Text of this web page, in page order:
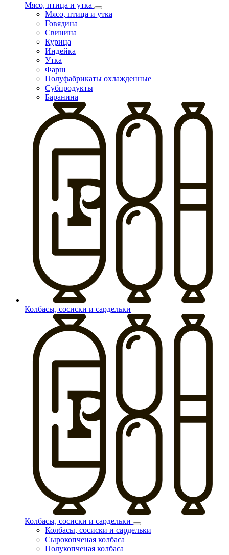
Мясо, птица и утка
Мясо, птица и утка
Говядина
Свинина
Курица
Индейка
Утка
Фарш
Полуфабрикаты охлажденные
Субпродукты
Баранина
Колбасы, сосиски и сардельки
Колбасы, сосиски и сардельки
Колбасы, сосиски и сардельки
Сырокопченая колбаса
Полукопченая колбаса